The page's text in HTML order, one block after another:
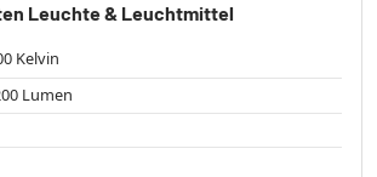
Leuchte & Leuchtmittel
Kelvin
Lumen